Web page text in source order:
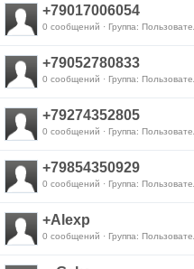
+79017006054
0 сообщений · Группа:
+79052780833
0 сообщений · Группа:
+79274352805
0 сообщений · Группа:
+79854350929
0 сообщений · Группа:
+Alexp
0 сообщений · Группа: